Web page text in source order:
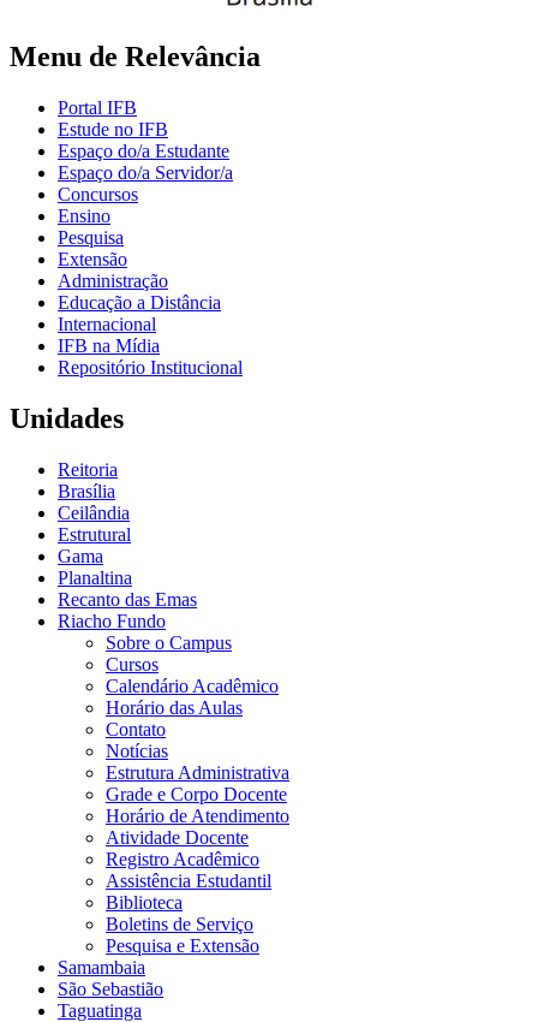
Menu de Relevância
Portal IFB
Estude no IFB
Espaço do/a Estudante
Espaço do/a Servidor/a
Concursos
Ensino
Pesquisa
Extensão
Administração
Educação a Distância
Internacional
IFB na Mídia
Repositório Institucional
Unidades
Reitoria
Brasília
Ceilândia
Estrutural
Gama
Planaltina
Recanto das Emas
Riacho Fundo
Sobre o Campus
Cursos
Calendário Acadêmico
Horário das Aulas
Contato
Notícias
Estrutura Administrativa
Grade e Corpo Docente
Horário de Atendimento
Atividade Docente
Registro Acadêmico
Assistência Estudantil
Biblioteca
Boletins de Serviço
Pesquisa e Extensão
Samambaia
São Sebastião
Taguatinga